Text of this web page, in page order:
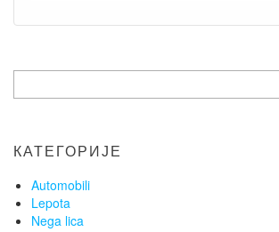
за:
КАТЕГОРИЈЕ
Automobili
Lepota
Nega lica